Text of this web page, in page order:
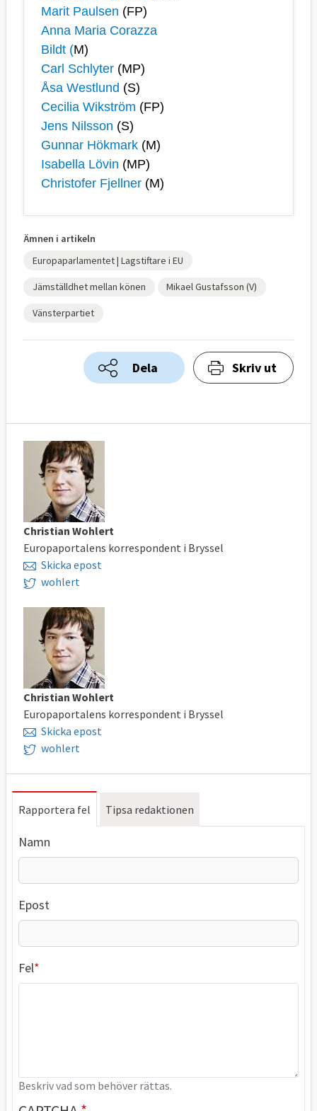
Marit Paulsen (FP)
Anna Maria Corazza
Bildt (M)
Carl Schlyter (MP)
Åsa Westlund (S)
Cecilia Wikström (FP)
Jens Nilsson (S)
Gunnar Hökmark (M)
Isabella Lövin (MP)
Christofer Fjellner (M)
Ämnen i artikeln
Europaparlamentet | Lagstiftare i EU
Jämställdhet mellan könen Mikael Gustafsson (V)
Vänsterpartiet
Dela Skriv ut
Christian Wohlert
Europaportalens korrespondent i Bryssel
Skicka epost
wohlert
Christian Wohlert
Europaportalens korrespondent i Bryssel
Skicka epost
wohlert
Rapportera fel Tipsa redaktionen
Namn
Epost
Fel
Beskriv vad som behöver rättas.